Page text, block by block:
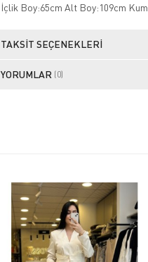
İçlik Boy:65cm Alt Boy:109cm
TAKSIT SEÇENEKLERI
YORUMLAR (0)